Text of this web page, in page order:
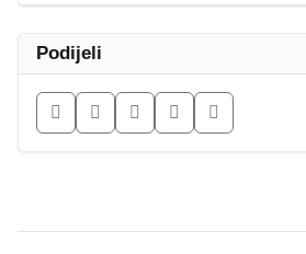
Podijeli